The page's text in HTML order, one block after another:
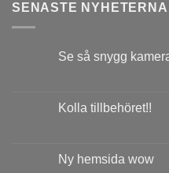
SENASTE NYHETERNA
Se så snygg
Kolla tillbehöret!!
Ny hemsida wow